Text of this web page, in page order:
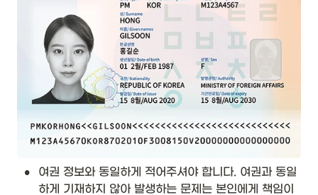
•
여권 정보와 동일하게 적어주셔야 합니다. 여권과 동일
하게 기재하지 않아 발생하는 문제는 본인에게 책임이